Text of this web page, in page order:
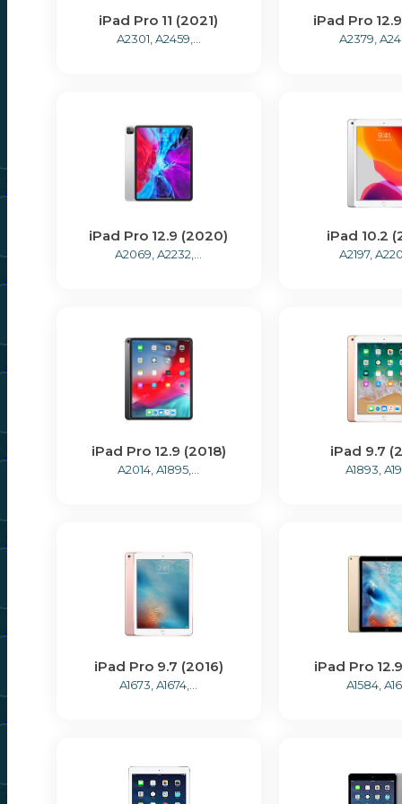
iPhone XS
Bekijk alle modellen
Samsung
Bekijk alle modellen
Xiaomi
Bekijk alle modellen
Oppo
Oneplus
Bekijk alle modellen
Bekijk alle modellen
iPad Pro 11 (2021)
A2301, A2459,...
iPad Pro
A2379,
iPad Pro 12.9 (2020)
A2069, A2232,...
iPad 10.2
A2197,
iPad Pro 12.9 (2018)
A2014, A1895,...
iPad 9.7
A1893,
iPad Pro 9.7 (2016)
A1673, A1674,...
iPad Pro
A1584,